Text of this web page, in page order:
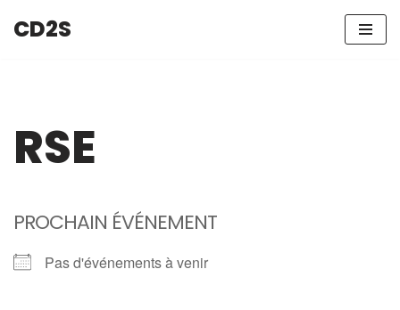
CD2S
RSE
PROCHAIN ÉVÉNEMENT
Pas d'événements à venir